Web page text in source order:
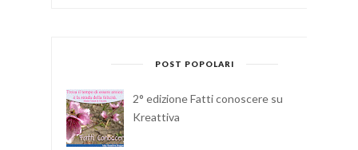
POST POPOLARI
2° edizione Fatti conoscere su
Kreattiva